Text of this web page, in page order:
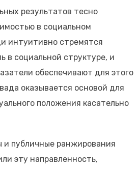
результатов тесно
в социальном
интуитивно стремятся
в социальной структуре, и
обеспечивают для этого
оказывается основой для
положения касательно
и публичные ранжирования
эту направленность,